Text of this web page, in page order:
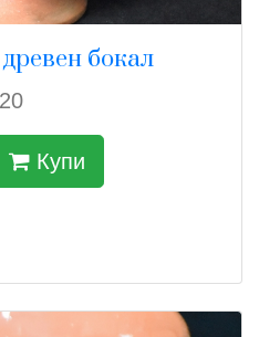
бокал
20
Купи